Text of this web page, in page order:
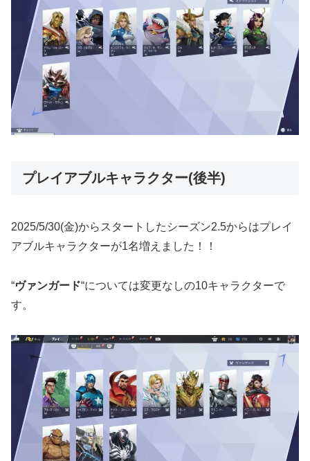
プレイアブルキャラクター(後半)
2025/5/30(金)からスタートしたシーズン2.5からはプレイ
アブルキャラクターが1名増えました！！
“ヴァンガード“については変更なしの10キャラクターで
す。